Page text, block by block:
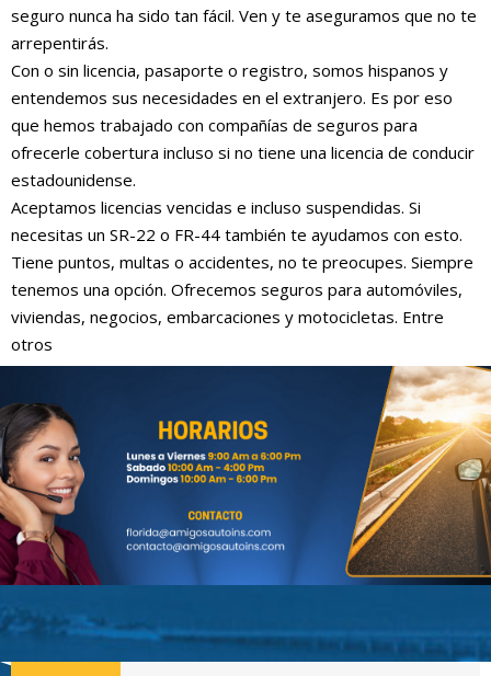
seguro nunca ha sido tan fácil. Ven y te aseguramos que no te
arrepentirás.
Con o sin licencia, pasaporte o registro, somos hispanos y
entendemos sus necesidades en el extranjero. Es por eso
que hemos trabajado con compañías de seguros para
ofrecerle cobertura incluso si no tiene una licencia de conducir
estadounidense.
Aceptamos licencias vencidas e incluso suspendidas. Si
necesitas un SR-22 o FR-44 también te ayudamos con esto.
Tiene puntos, multas o accidentes, no te preocupes. Siempre
tenemos una opción. Ofrecemos seguros para automóviles,
viviendas, negocios, embarcaciones y motocicletas. Entre
otros